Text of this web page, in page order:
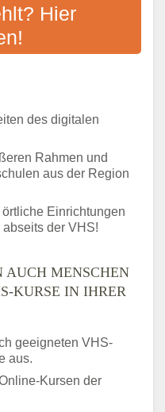
Hier
des digitalen
Rahmen und
aus der Region
Einrichtungen
der VHS!
AUCH MENSCHEN
KURSE IN IHRER
geeigneten VHS-
aus.
Kursen der